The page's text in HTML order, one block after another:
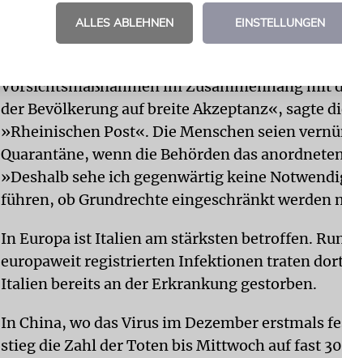
Bundesjustizministerin Christine Lambrecht
Vorsichtsmaßnahmen im Zusammenhang mit
der Bevölkerung auf breite Akzeptanz«, sagte
»Rheinischen Post«. Die Menschen seien
Quarantäne, wenn die Behörden das
»Deshalb sehe ich gegenwärtig keine
führen, ob Grundrechte eingeschränkt werden
In Europa ist Italien am stärksten betroffen.
europaweit registrierten Infektionen traten
Italien bereits an der Erkrankung gestorben.
In China, wo das Virus im Dezember erstmals
stieg die Zahl der Toten bis Mittwoch auf fast
ALLES ABLEHNEN EINSTELLUNGEN